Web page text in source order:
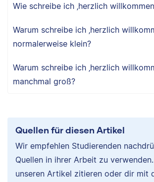
Wie schreibe ich ‚herzlich
Warum schreibe ich ‚herzlich
normalerweise klein?
Warum schreibe ich ‚herzlich
manchmal groß?
Quellen für diesen Artikel
Wir empfehlen Studierenden
Quellen in ihrer Arbeit zu
unseren Artikel zitieren oder dir mit